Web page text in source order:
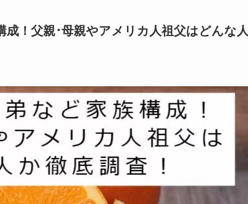
成！父親･母親やアメリカ人祖父はどんな人